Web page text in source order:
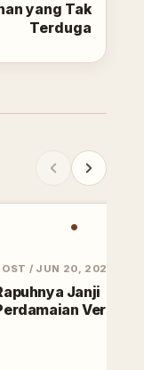
yang Tak
Terduga
•
/ JUN 20, 2026
Janji
Versailles